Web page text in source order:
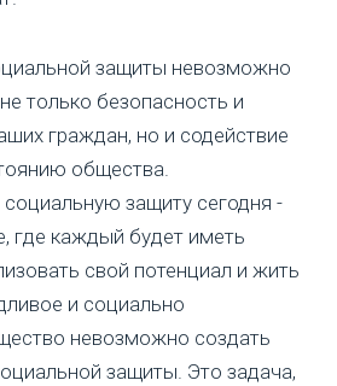
защиты невозможно
только безопасность и
граждан, но и содействие
общества.
защиту сегодня -
где каждый будет иметь
свой потенциал и жить
и социально
невозможно создать
защиты. Это задача,